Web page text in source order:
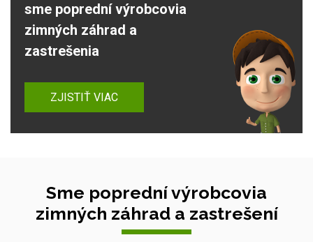
sme poprední výrobcovia
zimných záhrad a
zastrešenia
ZJISTIŤ VIAC
Sme poprední výrobcovia
zimných záhrad a zastrešení